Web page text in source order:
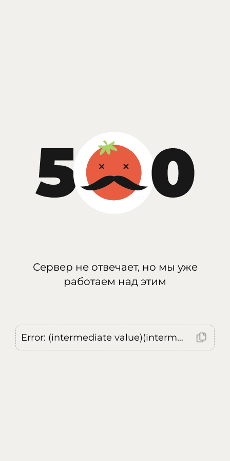
Сервер не отвечает, но мы уже
работаем над этим
Error: (intermediate value)(intermediate value)(intermediate value).replaceAll is not a function